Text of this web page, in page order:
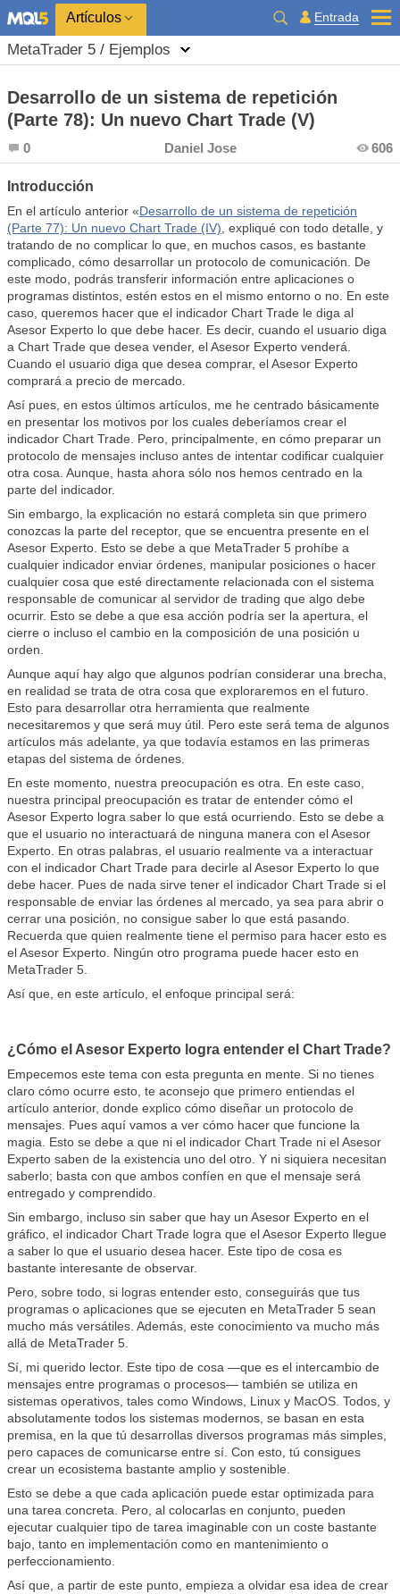
Artículos Entrada
MetaTrader 5 / Ejemplos
Desarrollo de un sistema de repetición
(Parte 78): Un nuevo Chart Trade (V)
0 Daniel Jose 606
Introducción
En el artículo anterior «Desarrollo de un sistema de repetición
(Parte 77): Un nuevo Chart Trade (IV) , expliqué con todo detalle, y
tratando de no complicar lo que, en muchos casos, es bastante
complicado, cómo desarrollar un protocolo de comunicación. De
este modo, podrás transferir información entre aplicaciones o
programas distintos, estén estos en el mismo entorno o no. En este
caso, queremos hacer que el indicador Chart Trade le diga al
Asesor Experto lo que debe hacer. Es decir, cuando el usuario diga
a Chart Trade que desea vender, el Asesor Experto venderá.
Cuando el usuario diga que desea comprar, el Asesor Experto
comprará a precio de mercado.
Así pues, en estos últimos artículos, me he centrado básicamente
en presentar los motivos por los cuales deberíamos crear el
indicador Chart Trade. Pero, principalmente, en cómo preparar un
protocolo de mensajes incluso antes de intentar codificar cualquier
otra cosa. Aunque, hasta ahora sólo nos hemos centrado en la
parte del indicador.
Sin embargo, la explicación no estará completa sin que primero
conozcas la parte del receptor, que se encuentra presente en el
Asesor Experto. Esto se debe a que MetaTrader 5 prohíbe a
cualquier indicador enviar órdenes, manipular posiciones o hacer
cualquier cosa que esté directamente relacionada con el sistema
responsable de comunicar al servidor de trading que algo debe
ocurrir. Esto se debe a que esa acción podría ser la apertura, el
cierre o incluso el cambio en la composición de una posición u
orden.
Aunque aquí hay algo que algunos podrían considerar una brecha,
en realidad se trata de otra cosa que exploraremos en el futuro.
Esto para desarrollar otra herramienta que realmente
necesitaremos y que será muy útil. Pero este será tema de algunos
artículos más adelante, ya que todavía estamos en las primeras
etapas del sistema de órdenes.
En este momento, nuestra preocupación es otra. En este caso,
nuestra principal preocupación es tratar de entender cómo el
Asesor Experto logra saber lo que está ocurriendo. Esto se debe a
que el usuario no interactuará de ninguna manera con el Asesor
Experto. En otras palabras, el usuario realmente va a interactuar
con el indicador Chart Trade para decirle al Asesor Experto lo que
debe hacer. Pues de nada sirve tener el indicador Chart Trade si el
responsable de enviar las órdenes al mercado, ya sea para abrir o
cerrar una posición, no consigue saber lo que está pasando.
Recuerda que quien realmente tiene el permiso para hacer esto es
el Asesor Experto. Ningún otro programa puede hacer esto en
MetaTrader 5.
Así que, en este artículo, el enfoque principal será:
¿Cómo el Asesor Experto logra entender el Chart Trade?
Empecemos este tema con esta pregunta en mente. Si no tienes
claro cómo ocurre esto, te aconsejo que primero entiendas el
artículo anterior, donde explico cómo diseñar un protocolo de
mensajes. Pues aquí vamos a ver cómo hacer que funcione la
magia. Esto se debe a que ni el indicador Chart Trade ni el Asesor
Experto saben de la existencia uno del otro. Y ni siquiera necesitan
saberlo; basta con que ambos confíen en que el mensaje será
entregado y comprendido.
Sin embargo, incluso sin saber que hay un Asesor Experto en el
gráfico, el indicador Chart Trade logra que el Asesor Experto llegue
a saber lo que el usuario desea hacer. Este tipo de cosa es
bastante interesante de observar.
Pero, sobre todo, si logras entender esto, conseguirás que tus
programas o aplicaciones que se ejecuten en MetaTrader 5 sean
mucho más versátiles. Además, este conocimiento va mucho más
allá de MetaTrader 5.
Sí, mi querido lector. Este tipo de cosa —que es el intercambio de
mensajes entre programas o procesos— también se utiliza en
sistemas operativos, tales como Windows, Linux y MacOS. Todos, y
absolutamente todos los sistemas modernos, se basan en esta
premisa, en la que tú desarrollas diversos programas más simples,
pero capaces de comunicarse entre sí. Con esto, tú consigues
crear un ecosistema bastante amplio y sostenible.
Esto se debe a que cada aplicación puede estar optimizada para
una tarea concreta. Pero, al colocarlas en conjunto, pueden
ejecutar cualquier tipo de tarea imaginable con un coste bastante
bajo, tanto en implementación como en mantenimiento o
perfeccionamiento.
Así que, a partir de este punto, empieza a olvidar esa idea de crear